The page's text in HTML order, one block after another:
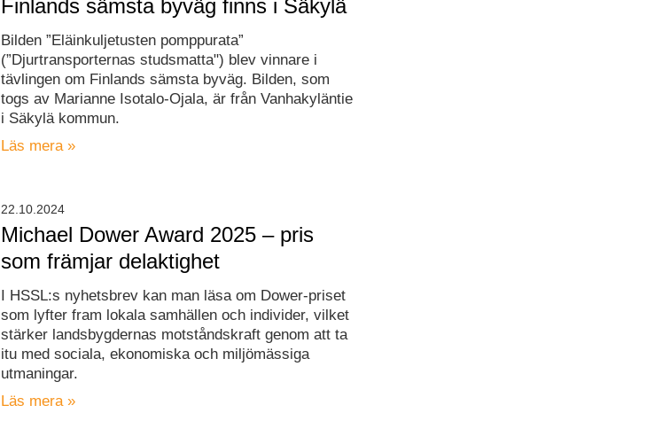
Finlands sämsta byväg finns i Säkylä
Bilden ”Eläinkuljetusten pomppurata”
(”Djurtransporternas studsmatta") blev vinnare i
tävlingen om Finlands sämsta byväg. Bilden, som
togs av Marianne Isotalo-Ojala, är från Vanhakyläntie
i Säkylä kommun.
Läs mera »
Michael Dower Award 2025 – pris
som främjar delaktighet
I HSSL:s nyhetsbrev kan man läsa om Dower-priset
som lyfter fram lokala samhällen och individer, vilket
stärker landsbygdernas motståndskraft genom att ta
itu med sociala, ekonomiska och miljömässiga
utmaningar.
Läs mera »
22.10.2024